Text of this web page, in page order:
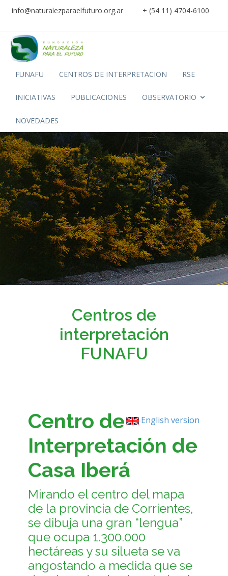
info@naturalezparaelfuturo.org.ar + (54 11) 4704-6100
FUNAFU CENTROS DE INTERPRETACION RSE
INICIATIVAS PUBLICACIONES OBSERVATORIO
NOVEDADES
Centros de
interpretación
FUNAFU
English version
Centro de
Interpretación de
Casa Iberá
Mirando el centro del mapa
de la provincia de Corrientes,
se dibuja una gran “lengua”
que ocupa 1.300.000
hectáreas y su silueta se va
angostando a medida que se